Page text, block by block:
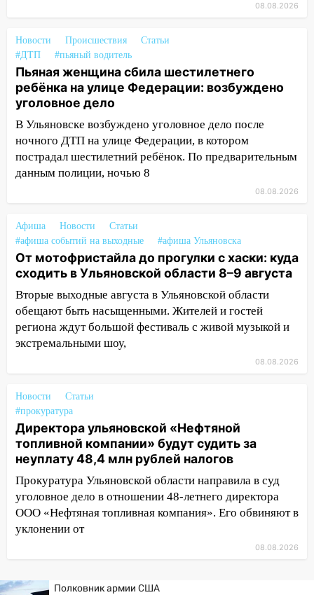
13:22
дороги в Ульяновске: фото
13:17 Непогода в Ульяновске не
закончится сегодня: сильные ливни
сохранятся 9 августа
13:15 Трижды «брал в долг» без спроса:
житель Вешкаймского района похитил у
знакомого 191 тысячу рублей
13:12
Дерево пробило крышу дома на
Новгородской в Ульяновске и рухнуло
на электрощит
13:10
упало во дворе
13:08 Ураган ударил по Ульяновску:
сорванные крыши, поваленные деревья,
затопленные улицы и остановившиеся
12:17
Ульяновск накрыл крупный град:
после ливня город снова уходит под
воду
12:12 Прокуратура взяла на контроль
ДТП с шестилетним ребёнком на улице
Федерации
12:01 Пьяная женщина сбила
шестилетнего ребёнка на улице
Федерации: возбуждено уголовное дело
мужчину, пропавшего ещё 19 июля
08.08.2026
Новости Происшествия
Статьи
#ДТП
#пьяный водитель
Пьяная женщина сбила шестилетнего
ребёнка на улице Федерации: возбуждено
уголовное дело
В Ульяновске возбуждено уголовное дело после
ночного ДТП на улице Федерации, в котором
пострадал шестилетний ребёнок. По предварительным
данным полиции, ночью 8
08.08.2026
Афиша Новости
Статьи
#афиша событий на выходные
#афиша Ульяновска
От мотофристайла до прогулки с хаски: куда
сходить в Ульяновской области 8–9 августа
Вторые выходные августа в Ульяновской области
обещают быть насыщенными. Жителей и гостей
региона ждут большой фестиваль с живой музыкой и
экстремальными шоу,
08.08.2026
Новости
Статьи
#прокуратура
Директора ульяновской «Нефтяной
топливной компании» будут судить за
неуплату 48,4 млн рублей налогов
Прокуратура Ульяновской области направила в суд
уголовное дело в отношении 48-летнего директора
ООО «Нефтяная топливная компания». Его обвиняют в
уклонении от
08.08.2026
Полковник армии США